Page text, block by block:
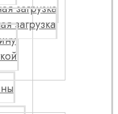
загрузка
загрузка